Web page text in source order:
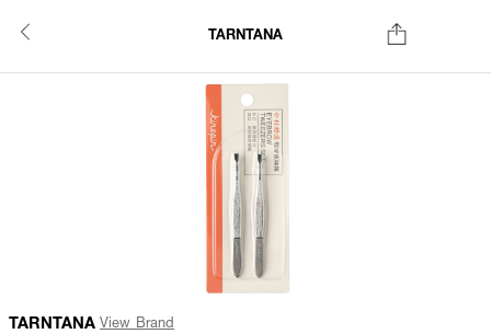
TARNTANA
TARNTANA View Brand